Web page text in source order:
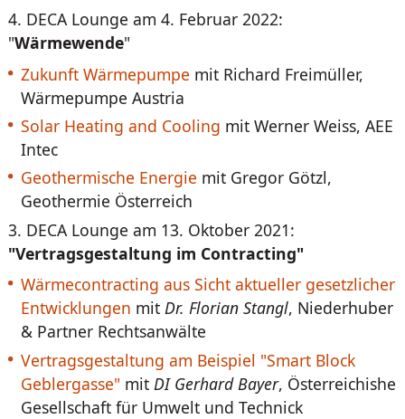
4. DECA Lounge am 4. Februar 2022:
"Wärmewende"
Zukunft Wärmepumpe mit Richard Freimüller,
Wärmepumpe Austria
Solar Heating and Cooling mit Werner Weiss, AEE
Intec
Geothermische Energie mit Gregor Götzl,
Geothermie Österreich
3. DECA Lounge am 13. Oktober 2021:
"Vertragsgestaltung im Contracting"
Wärmecontracting aus Sicht aktueller gesetzlicher
Entwicklungen mit Dr. Florian Stangl, Niederhuber
& Partner Rechtsanwälte
Vertragsgestaltung am Beispiel "Smart Block
Geblergasse" mit DI Gerhard Bayer, Österreichishe
Gesellschaft für Umwelt und Technick